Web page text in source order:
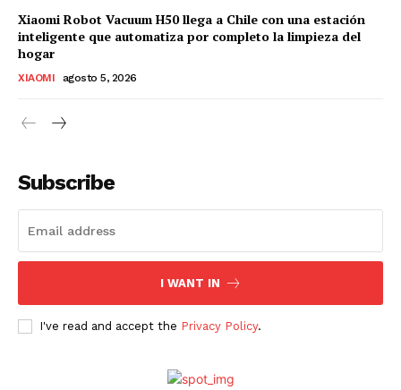
Xiaomi Robot Vacuum H50 llega a Chile con una estación
inteligente que automatiza por completo la limpieza del
hogar
XIAOMI agosto 5, 2026
Subscribe
I WANT IN
I've read and accept the Privacy Policy.